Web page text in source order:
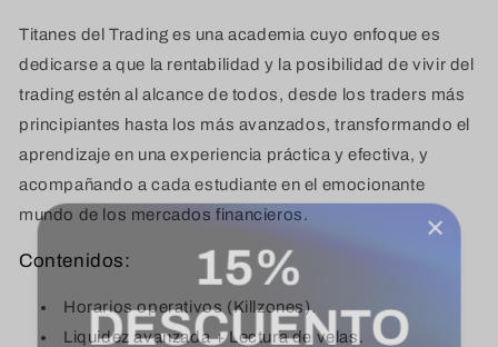
Titanes del Trading es una academia cuyo enfoque es
dedicarse a que la rentabilidad y la posibilidad de vivir del
trading estén al alcance de todos, desde los traders más
principiantes hasta los más avanzados, transformando el
aprendizaje en una experiencia práctica y efectiva, y
acompañando a cada estudiante en el emocionante
mundo de los mercados financieros.
Contenidos:
Horarios operativos (Killzones).
Liquidez avanzada + Lectura de velas.